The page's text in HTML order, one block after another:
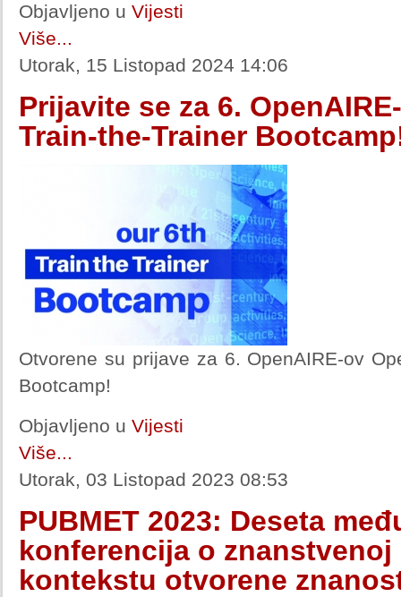
Objavljeno u Vijesti
Više...
Utorak, 15 Listopad 2024 14:06
Prijavite se za 6.
Train-the-Trainer
Otvorene su prijave za 6. OpenAIRE-ov
Bootcamp!
Objavljeno u Vijesti
Više...
Utorak, 03 Listopad 2023 08:53
PUBMET 2023: Deseta
konferencija o
kontekstu otvorene